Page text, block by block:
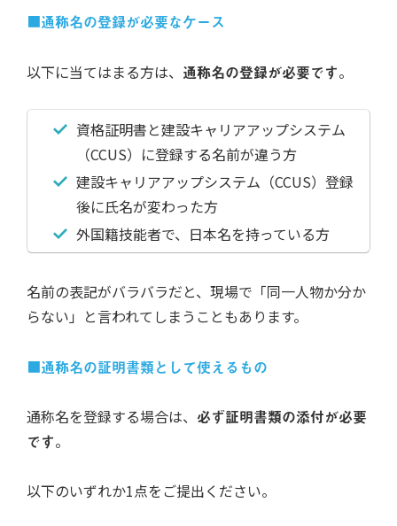
■通称名の登録が必要なケース
以下に当てはまる方は、 通称名の登録が必要です。
資格証明書と建設キャリアアップシステム
（CCUS）に登録する名前が違う方
建設キャリアアップシステム（CCUS）登録
後に氏名が変わった方
外国籍技能者で、日本名を持っている方
名前の表記がバラバラだと、現場で「同一人物か分か
らない」と言われてしまうこともあります。
■通称名の証明書類として使えるもの
通称名を登録する場合は、 必ず証明書類の添付が必要
です。
以下のいずれか1点をご提出ください。